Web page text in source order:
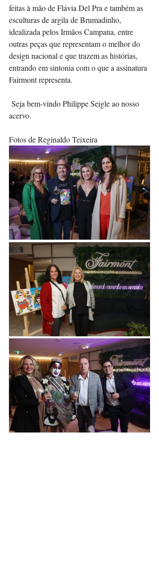
feitas à mão de Flávia Del Pra e também as
esculturas de argila de Brumadinho,
idealizada pelos Irmãos Campana, entre
outras peças que representam o melhor do
design nacional e que trazem as histórias,
entrando em sintonia com o que a assinatura
Fairmont representa.
Seja bem-vindo Philippe Seigle ao nosso
acervo.
Fotos de Reginaldo Teixeira